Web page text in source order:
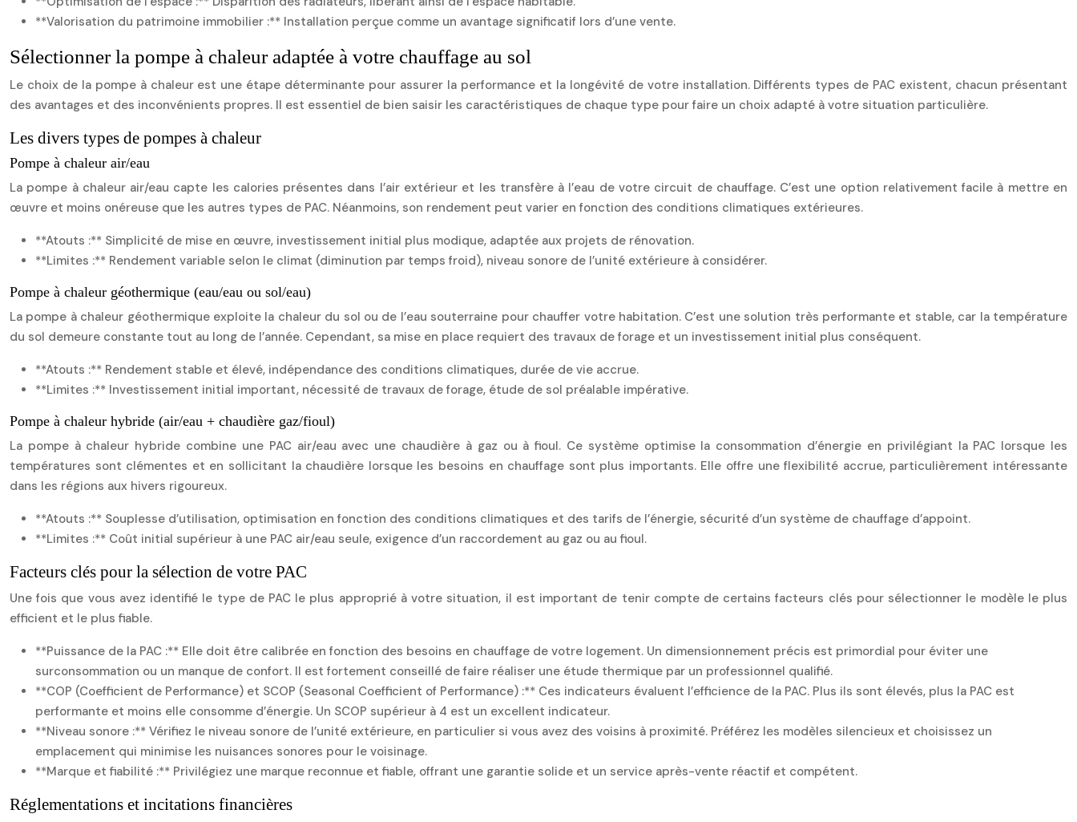
**Valorisation du patrimoine immobilier :** Installation perçue comme un avantage significatif lors d’une vente.
Sélectionner la pompe à chaleur adaptée à votre chauffage au sol
Le choix de la pompe à chaleur est une étape déterminante pour assurer la performance et la longévité de votre installation. Différents types de PAC existent, chacun présentant
des avantages et des inconvénients propres. Il est essentiel de bien saisir les caractéristiques de chaque type pour faire un choix adapté à votre situation particulière.
Les divers types de pompes à chaleur
Pompe à chaleur air/eau
La pompe à chaleur air/eau capte les calories présentes dans l’air extérieur et les transfère à l’eau de votre circuit de chauffage. C’est une option relativement facile à mettre en
œuvre et moins onéreuse que les autres types de PAC. Néanmoins, son rendement peut varier en fonction des conditions climatiques extérieures.
**Atouts :** Simplicité de mise en œuvre, investissement initial plus modique, adaptée aux projets de rénovation.
**Limites :** Rendement variable selon le climat (diminution par temps froid), niveau sonore de l’unité extérieure à considérer.
Pompe à chaleur géothermique (eau/eau ou sol/eau)
La pompe à chaleur géothermique exploite la chaleur du sol ou de l’eau souterraine pour chauffer votre habitation. C’est une solution très performante et stable, car la température
du sol demeure constante tout au long de l’année. Cependant, sa mise en place requiert des travaux de forage et un investissement initial plus conséquent.
**Atouts :** Rendement stable et élevé, indépendance des conditions climatiques, durée de vie accrue.
**Limites :** Investissement initial important, nécessité de travaux de forage, étude de sol préalable impérative.
Pompe à chaleur hybride (air/eau + chaudière gaz/fioul)
La pompe à chaleur hybride combine une PAC air/eau avec une chaudière à gaz ou à fioul. Ce système optimise la consommation d’énergie en privilégiant la PAC lorsque les
températures sont clémentes et en sollicitant la chaudière lorsque les besoins en chauffage sont plus importants. Elle offre une flexibilité accrue, particulièrement intéressante
dans les régions aux hivers rigoureux.
**Atouts :** Souplesse d’utilisation, optimisation en fonction des conditions climatiques et des tarifs de l’énergie, sécurité d’un système de chauffage d’appoint.
**Limites :** Coût initial supérieur à une PAC air/eau seule, exigence d’un raccordement au gaz ou au fioul.
Facteurs clés pour la sélection de votre PAC
Une fois que vous avez identifié le type de PAC le plus approprié à votre situation, il est important de tenir compte de certains facteurs clés pour sélectionner le modèle le plus
efficient et le plus fiable.
**Puissance de la PAC :** Elle doit être calibrée en fonction des besoins en chauffage de votre logement. Un dimensionnement précis est primordial pour éviter une
surconsommation ou un manque de confort. Il est fortement conseillé de faire réaliser une étude thermique par un professionnel qualifié.
**COP (Coefficient de Performance) et SCOP (Seasonal Coefficient of Performance) :** Ces indicateurs évaluent l’efficience de la PAC. Plus ils sont élevés, plus la PAC est
performante et moins elle consomme d’énergie. Un SCOP supérieur à 4 est un excellent indicateur.
**Niveau sonore :** Vérifiez le niveau sonore de l’unité extérieure, en particulier si vous avez des voisins à proximité. Préférez les modèles silencieux et choisissez un
emplacement qui minimise les nuisances sonores pour le voisinage.
**Marque et fiabilité :** Privilégiez une marque reconnue et fiable, offrant une garantie solide et un service après-vente réactif et compétent.
Réglementations et incitations financières